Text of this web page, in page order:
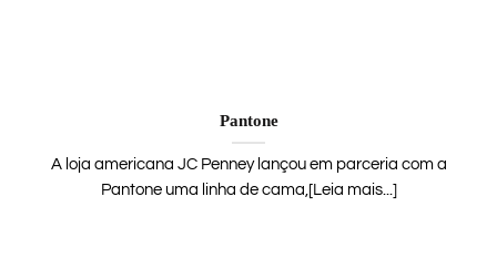
Pantone
A loja americana JC Penney lançou em parceria com a
Pantone uma linha de cama,[Leia mais...]